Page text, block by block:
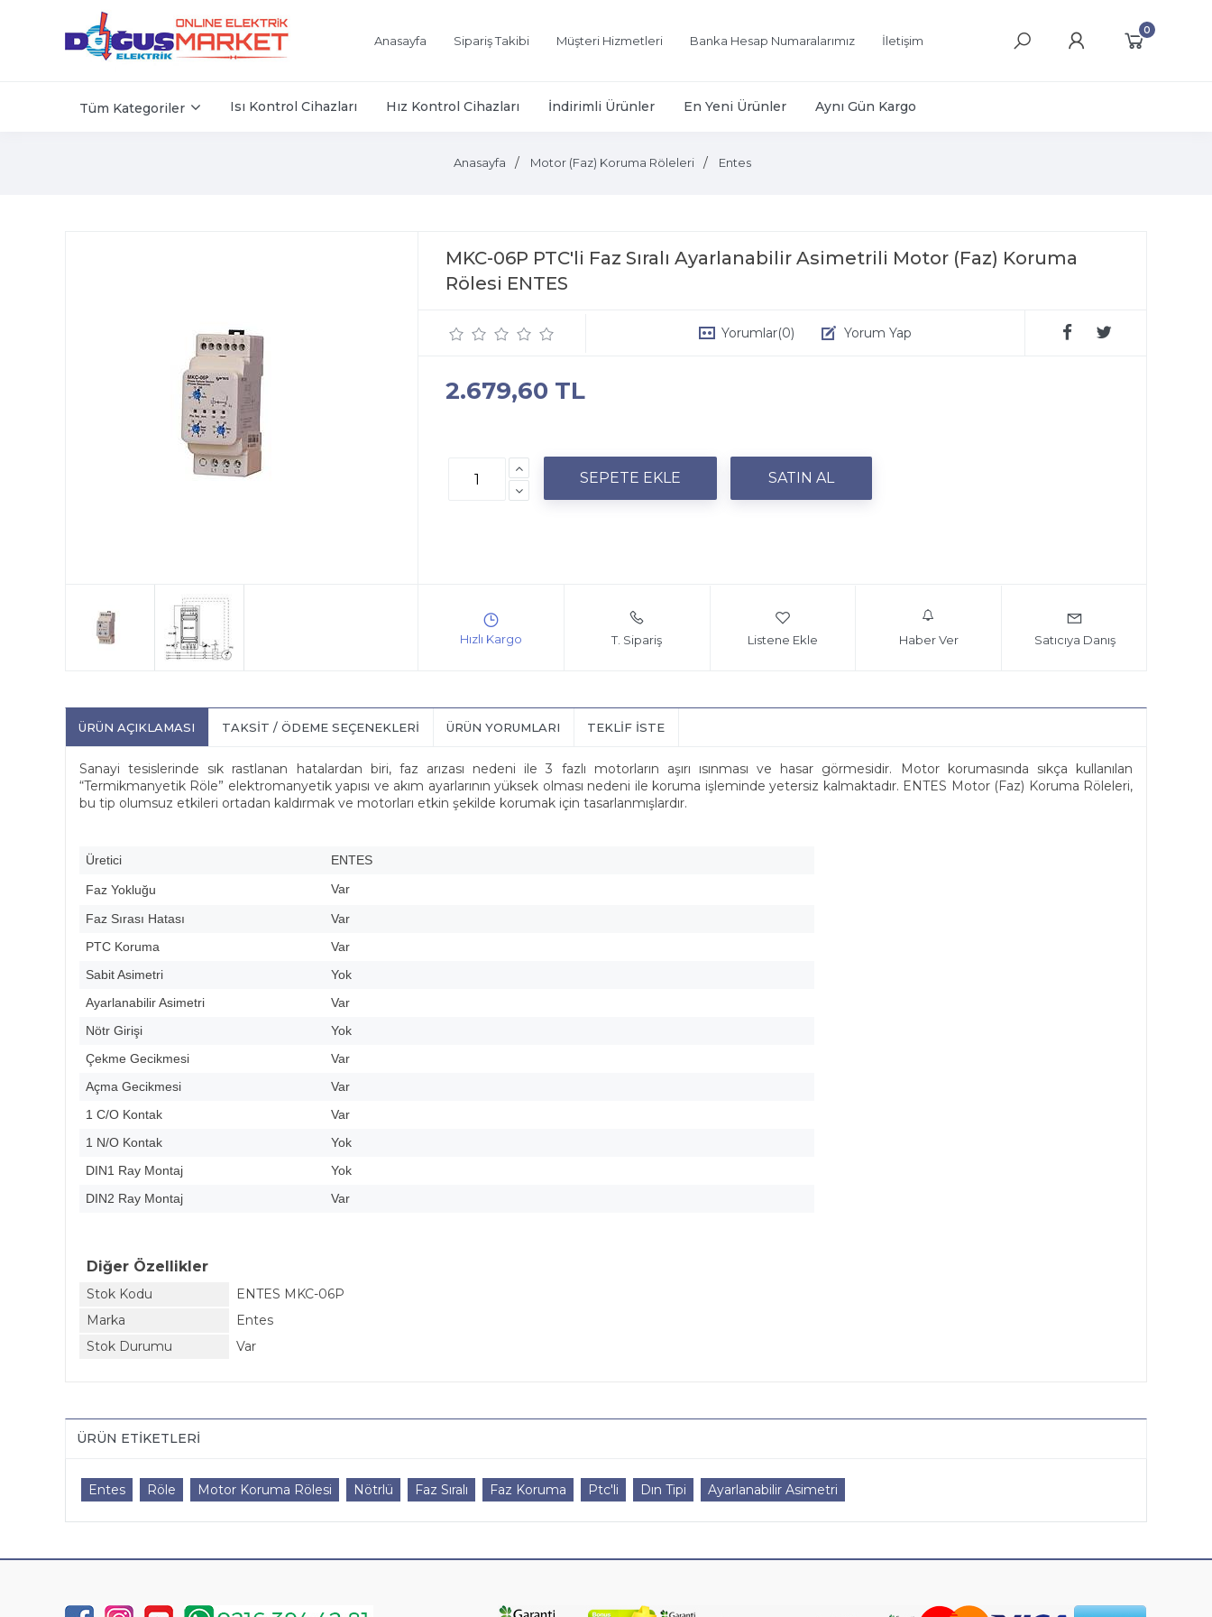
Anasayfa Sipariş Takibi Müşteri Hizmetleri Banka Hesap Numaralarımız İletişim
0
Tüm Kategoriler Isı Kontrol Cihazları Hız Kontrol Cihazları İndirimli Ürünler En Yeni Ürünler Aynı Gün Kargo
Anasayfa Motor (Faz) Koruma Röleleri Entes
MKC-06P PTC'li Faz Sıralı Ayarlanabilir Asimetrili Motor (Faz) Koruma
Rölesi ENTES
Yorumlar(0) Yorum Yap
2.679,60 TL
T. Sipariş Listene Ekle Haber Ver Satıcıya Danış
ÜRÜN AÇIKLAMASI TAKSIT / ÖDEME SEÇENEKLERI ÜRÜN YORUMLARI TEKLIF İSTE
Sanayi tesislerinde sık rastlanan hatalardan biri, faz arızası nedeni ile 3 fazlı motorların aşırı ısınması ve hasar görmesidir. Motor korumasında sıkça kullanılan
“Termikmanyetik Röle” elektromanyetik yapısı ve akım ayarlarının yüksek olması nedeni ile koruma işleminde yetersiz kalmaktadır. ENTES Motor (Faz) Koruma Röleleri,
bu tip olumsuz etkileri ortadan kaldırmak ve motorları etkin şekilde korumak için tasarlanmışlardır.
Üretici ENTES
Faz Yokluğu Var
Faz Sırası Hatası
Var
PTC Koruma
Var
Sabit Asimetri
Yok
Ayarlanabilir Asimetri
Var
Nötr Girişi
Yok
Çekme Gecikmesi
Var
Açma Gecikmesi
Var
1 C/O Kontak
Var
1 N/O Kontak
Yok
DIN1 Ray Montaj
Yok
DIN2 Ray Montaj
Var
Diğer Özellikler
Stok Kodu
ENTES MKC-06P
Marka
Entes
Stok Durumu
Var
ÜRÜN ETIKETLERI
Entes Röle Motor Koruma Rölesi Nötrlü Faz Sıralı Faz Koruma Ptc'li Dın Tipi Ayarlanabilir Asimetri